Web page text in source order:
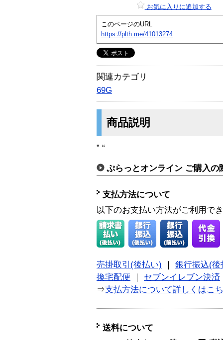
お気に入りに追加する
このページのURL
https://plth.me/41013274
関連カテゴリ
69G
商品説明
” “
ぷらっとオンライン ご購入の
支払方法について
以下のお支払い方法がご利用で
売掛取引(後払い)
銀行振込(後
換宅配便
セブンイレブン決済
⇒支払方法について詳しくはこ
送料について